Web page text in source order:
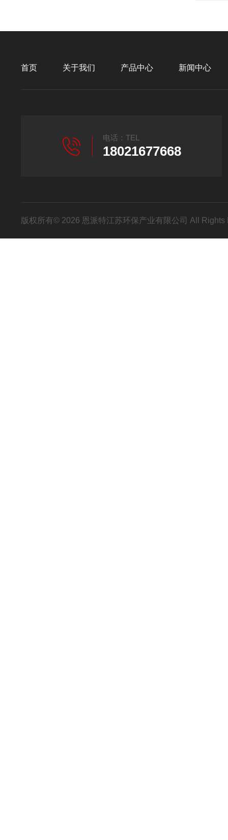
首页 关于我们 产品中心 新闻中心
电话：TEL
18021677668
版权所有© 2026 恩派特江苏环保产业有限公司 All